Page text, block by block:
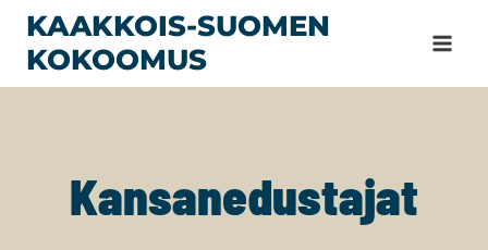
Siirry
sisältöön
KAAKKOIS-SUOMEN
KOKOOMUS
Kansanedustajat